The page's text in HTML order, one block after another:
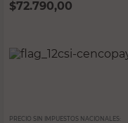
$72.790,00
PRECIO SIN IMPUESTOS NACIONALES: